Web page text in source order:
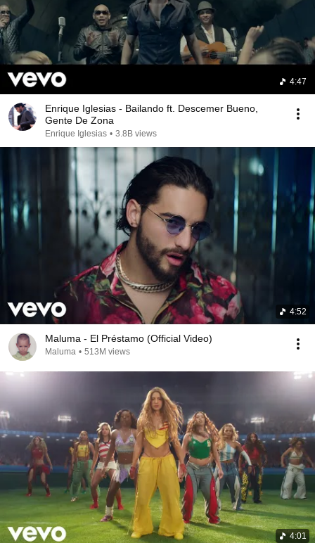
4:47
Enrique Iglesias - Bailando ft. Descemer Bueno,
Gente De Zona
Enrique Iglesias • 3.8B views
4:52
Maluma - El Préstamo (Official Video)
Maluma • 513M views
4:01